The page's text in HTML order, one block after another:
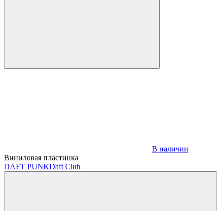
В наличии
Виниловая пластинка
DAFT PUNKDaft Club